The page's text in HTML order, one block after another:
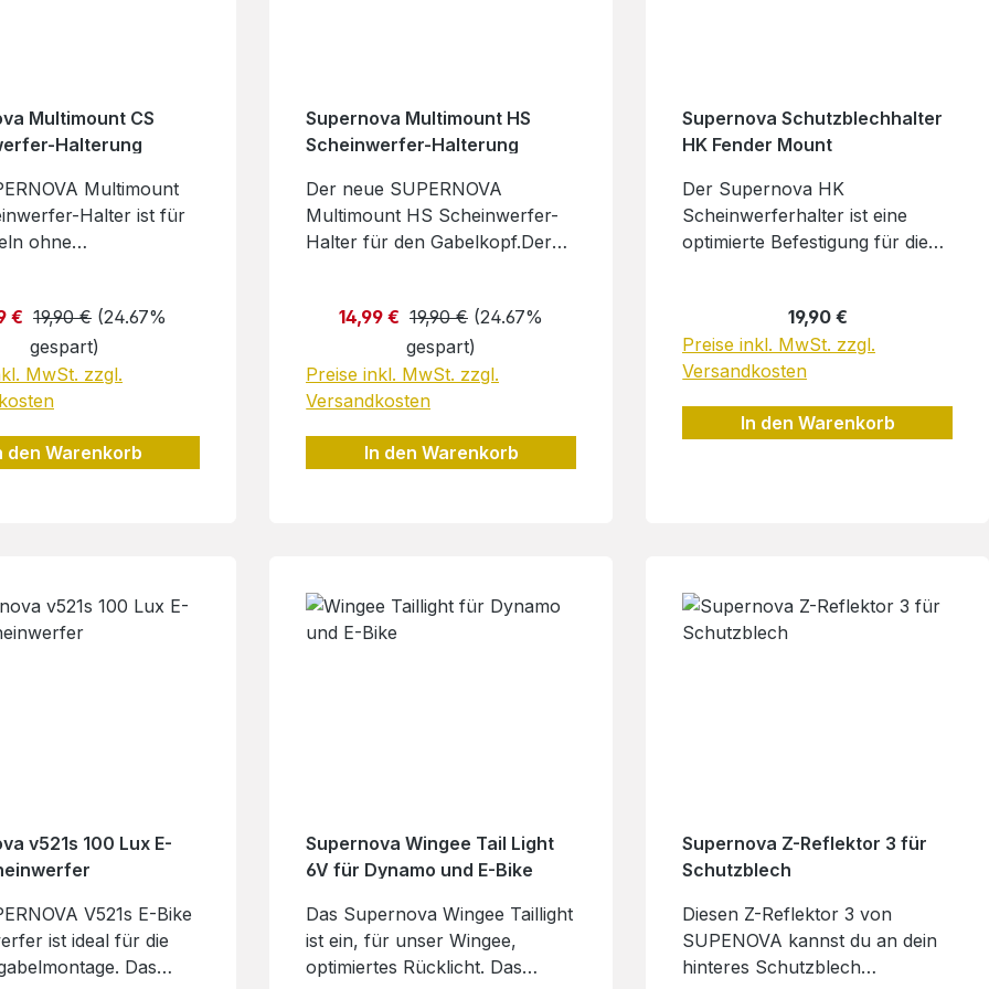
Multimount CS
Halterung
Multimount
Halter ist für
ohne
Aluminium und
M6 Gewinde
glänzend.
SUPERNOVA
€ Regulärer Preis:
19,90 € (24.67%
gespart)
MwSt. zzgl.
den Warenkorb
Supernova Multimount HS
Scheinwerfer-Halterung
Der neue SUPERNOVA
Multimount HS Scheinwerfer-
Halter für den Gabelkopf.Der
Bremsbooster. Der Multimount
HS ist mit nahezu allen
SUPERNOVA Scheinwerfern
kompatibel. Der matt schwarze
Aluminium. Hersteller:
Verkaufspreis:
14,99 € Regulärer Preis:
19,90 € (24.67%
gespart)
Preise inkl. MwSt. zzgl.
Versandkosten
In den Warenkorb
Supernova Schutzblechhalter
HK Fender Mount
Der Supernova HK
Scheinwerferhalter ist eine
optimierte Befestigung für die
Wingee. Dieser Halter bietet
keinen Platz für die
Frontreflektormontage direkt
funktioniert nicht mit
GundelfingenDeutschland E-
Mail: INFO@SUPERNOVA-
Regulärer Preis:
19,90 €
Preise inkl. MwSt. zzgl.
Versandkosten
In den Warenkorb
v521s 100 Lux E-
V521s E-Bike
ist ideal für die
Das
Supernova Wingee Tail Light
6V für Dynamo und E-Bike
Das Supernova Wingee Taillight
ist ein, für unser Wingee,
optimiertes Rücklicht. Das
Supernova Z-Reflektor 3 für
Schutzblech
Diesen Z-Reflektor 3 von
SUPENOVA kannst du an dein
hinteres Schutzblech